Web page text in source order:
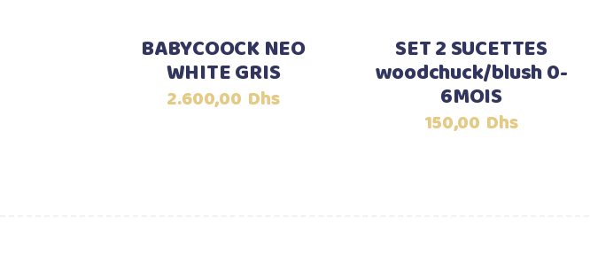
BABYCOOCK NEO
WHITE GRIS
2.600,00 Dhs
SET 2 SUCETTES
woodchuck/blush 0-
6MOIS
150,00 Dhs